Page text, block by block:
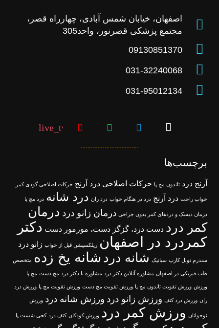
اصفهان، خیابان شمس آبادی، چهارراه قصر،
مجتمع پزشکی قصرنور، واحد305
09130851370
031-32240068
031-95012134
live_tv
برچسب‌ها
آرنج درد تاندون مچ پا حرکات اصلاحی درد آرنج حرکات اصلاحی گودی کمر
خواب راحت درد آرنج درد در هنگام خواب درد ران درد شانه درد مچ پا
درمان دیسک و دردهای کمر بدون جراحی درمان زانو درد درمان
کمر درد دست درد، گزگز دست، مورمور دست دکتر
کمردرد در اصفهان ریلکسیشن قبل از خواب زانو درد
سندرم تونل کارپ سیاتیک شانه درد شانه یخ زده متخصص
طب فیزیکی در اصفهان مشاوره آنلاین دکتر درد مشاوره با دکتر درد مچ دست مچ پا
ورزش ورزش تقویت تاندون مچ پا ورزش تقویت مچ دست ورزش تقویت مچ پا ورزش درد
ران ورزش درد کتف ورزش زانو درد ورزش شانه درد ورزش
نوجوانان ورزش کمر درد ورزش کودکان کتف درد کجی شست پا